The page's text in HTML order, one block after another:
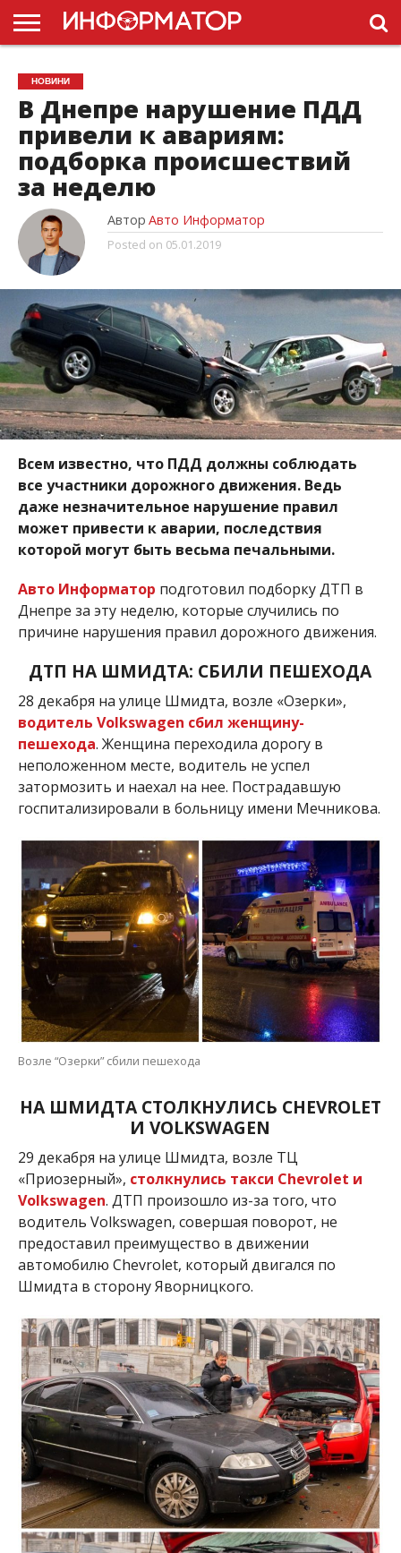
ГОЛОВНА
НОВИНИ
ПДР
УКРАЇНИ
РЕКЛАМА
ПРОЕКТЫ
НОВИНИ
В Днепре нарушение ПДД
привели к авариям:
подборка происшествий
за неделю
Автор Авто Информатор
Posted on 05.01.2019
Всем известно, что ПДД должны соблюдать
все участники дорожного движения. Ведь
даже незначительное нарушение правил
может привести к аварии, последствия
которой могут быть весьма печальными.
Авто Информатор подготовил подборку ДТП в
Днепре за эту неделю, которые случились по
причине нарушения правил дорожного движения.
ДТП НА ШМИДТА: СБИЛИ ПЕШЕХОДА
28 декабря на улице Шмидта, возле «Озерки»,
водитель Volkswagen сбил женщину-
пешехода. Женщина переходила дорогу в
неположенном месте, водитель не успел
затормозить и наехал на нее. Пострадавшую
госпитализировали в больницу имени Мечникова.
Возле “Озерки” сбили пешехода
НА ШМИДТА СТОЛКНУЛИСЬ CHEVROLET
И VOLKSWAGEN
29 декабря на улице Шмидта, возле ТЦ
«Приозерный», столкнулись такси Chevrolet и
Volkswagen. ДТП произошло из-за того, что
водитель Volkswagen, совершая поворот, не
предоставил преимущество в движении
автомобилю Chevrolet, который двигался по
Шмидта в сторону Яворницкого.